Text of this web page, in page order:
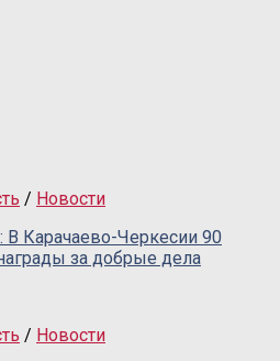
/ Новости
Карачаево-Черкесии 90
за добрые дела
/ Новости